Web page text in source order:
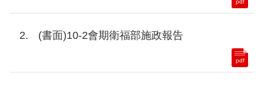
pdf
(書面)10-2會期衛福部施政報告
pdf